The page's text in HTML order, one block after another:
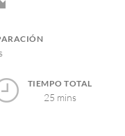
TIEMPO TOTAL
25 mins